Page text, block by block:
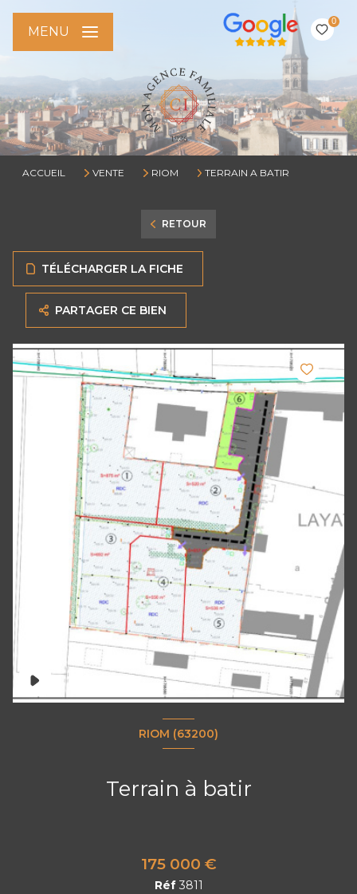
0
MENU
ACCUEIL VENTE RIOM TERRAIN A BATIR
RETOUR
TÉLÉCHARGER LA FICHE
PARTAGER CE BIEN
RIOM (63200)
Terrain à batir
175 000 €
Réf 3811